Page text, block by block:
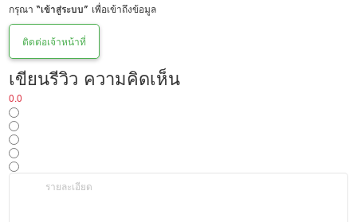
กรุณา“เข้าสู่ระบบ” เพื่อเข้าถึงข้อมูล
ติดต่อเจ้าหน้าที่
เขียนรีวิว ความคิดเห็น
0.0